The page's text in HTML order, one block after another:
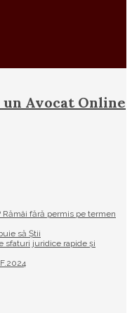
Avocat Online
fără permis pe termen
să Știi
sfaturi juridice rapide și